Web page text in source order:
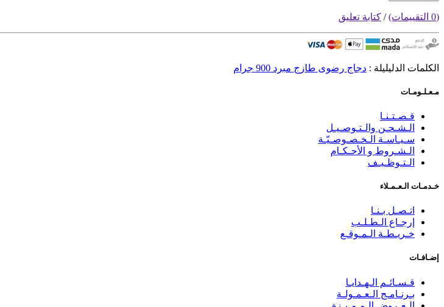
(0 التقييمات) / كتابة تعليق
الكلمات الدليليلة : دجاج رضوى طازج مبرد 900 جرام
مـعـلـومـات
قـصـتـنـا
الـشـحـن والـتـوصـيـل
سـيـاسـة الـخـصـوصـيّـة
الـشـروط و الأحـكـام
الـتـوظـيـف
خـدمـات الـعـمـلاء
اتـصـل بـنـا
إرجـاع الـطـلـب
خـريـطـة الـمـوقـع
إضـافـات
قـسـائـم الـهـدايـا
بـرنـامـج الـعـمـولـة